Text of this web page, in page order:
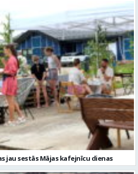
jau sestās Mājas kafejnīcu dienas